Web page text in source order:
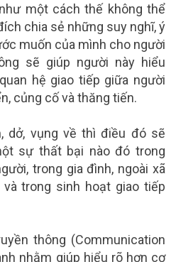
một cách thế không thể
chia sẻ những suy nghĩ, ý
muốn của mình cho người
sẽ giúp người này hiểu
hệ giao tiếp giữa người
củng cố và thăng tiến.
dở, vụng về thì điều đó sẽ
sự thất bại nào đó trong
trong gia đình, ngoài xã
trong sinh hoạt giao tiếp
thông (Communication
nhằm giúp hiểu rõ hơn cơ